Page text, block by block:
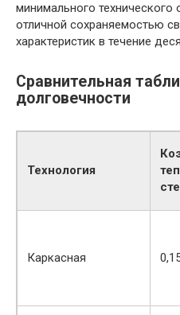
минимального
отличной сохраняемостью
характеристик в течение
Сравнительная
долговечности
Технология
Каркасная